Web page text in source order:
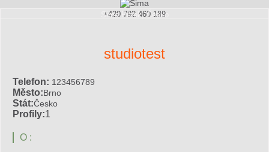
Sima Písek, Česko
+420 792 460 189
studiotest
Telefon: 123456789
Město:Brno
Stát:Česko
Profily:1
O :